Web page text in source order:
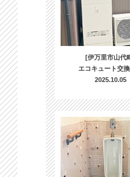
[伊万里市山代
エコキュート交
2025.10.05